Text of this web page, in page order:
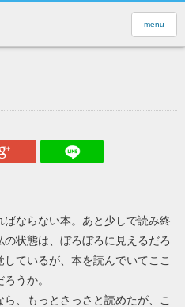
menu
はてなブックマークGoogle Plus
ならない本。あと少しで読み終
状態は、ぼろぼろに見えるだろ
ているが、本を読んでいてここ
うか。
、もっとさっさと読めたが、こ